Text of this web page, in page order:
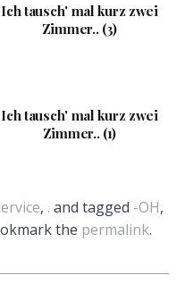
Ich tausch' mal kurz zwei
Zimmer.. (3)
Ich tausch' mal kurz zwei
Zimmer.. (1)
, . and tagged -OH,
the permalink.